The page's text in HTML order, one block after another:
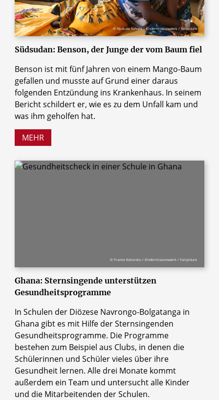
© Nyokabi Kahura / Kindermissionswerk / fairpicture
Südsudan: Benson, der Junge der vom Baum fiel
Benson ist mit fünf Jahren von einem Mango-Baum
gefallen und musste auf Grund einer daraus
folgenden Entzündung ins Krankenhaus. In seinem
Bericht schildert er, wie es zu dem Unfall kam und
was ihm geholfen hat.
MEHR
© Francis Kokoroko / Kindermissionswerk / Fairpicture
Ghana: Sternsingende unterstützen
Gesundheitsprogramme
In Schulen der Diözese Navrongo-Bolgatanga in
Ghana gibt es mit Hilfe der Sternsingenden
Gesundheitsprogramme. Die Programme
bestehen zum Beispiel aus Clubs, in denen die
Schülerinnen und Schüler vieles über ihre
Gesundheit lernen. Alle drei Monate kommt
außerdem ein Team und untersucht alle Kinder
und die Mitarbeitenden der Schulen.